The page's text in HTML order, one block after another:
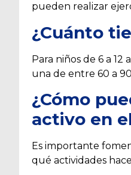
pueden realizar
¿Cuánto
Para niños de 6 a
una de entre 60 a
¿Cómo
activo en
Es importante
qué actividades